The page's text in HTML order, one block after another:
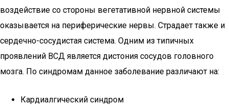
воздействие со стороны вегетативной нервной системы
оказывается на периферические нервы. Страдает также и
сердечно-сосудистая система. Одним из типичных
проявлений ВСД является дистония сосудов головного
мозга. По синдромам данное заболевание различают на:
Кардиалгический синдром